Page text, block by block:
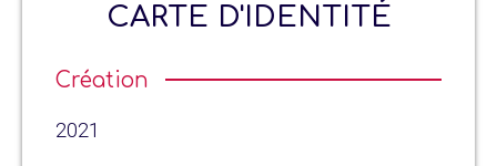
CARTE D'IDENTITÉ
Création
2021